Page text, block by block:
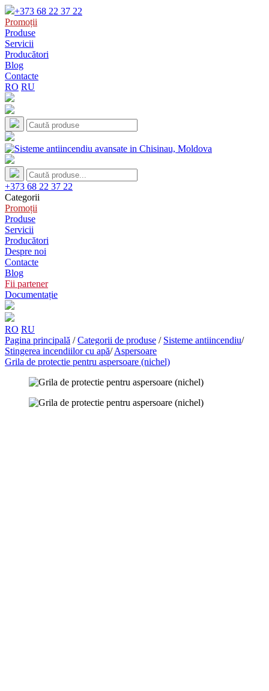
+373 68 22 37 22
Promoții
Produse
Servicii
Producători
Blog
Contacte
RO RU
+373 68 22 37 22
Categorii
Promoții
Produse
Servicii
Producători
Despre noi
Contacte
Blog
Fii partener
Documentație
RO RU
Pagina principală / Categorii de produse / Sisteme antiincendiu/
Stingerea incendiilor cu apă/ Aspersoare
Grila de protectie pentru aspersoare (nichel)